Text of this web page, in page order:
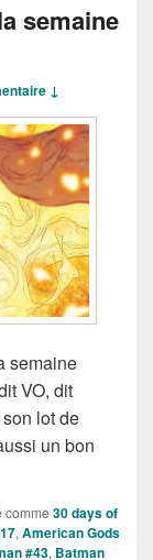
semaine
↓
semaine
VO, dit
lot de
un bon
VO de la
comme 30 days of
, American Gods
#43, Batman